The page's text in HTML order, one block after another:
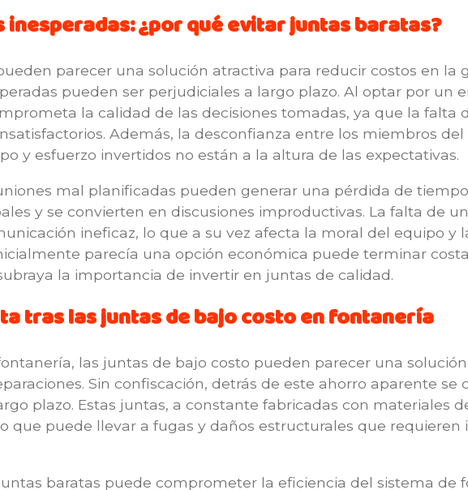
inesperadas: ¿por qué evitar juntas baratas?
parecer una solución atractiva para reducir costos en la
pueden ser perjudiciales a largo plazo. Al optar por un
la calidad de las decisiones tomadas, ya que la falta
Además, la desconfianza entre los miembros
y esfuerzo invertidos no están a la altura de las expectativas.
mal planificadas pueden generar una pérdida de
y se convierten en discusiones improductivas. La falta de
ineficaz, lo que a su vez afecta la moral del equipo y
parecía una opción económica puede terminar
la importancia de invertir en juntas de calidad.
tras las juntas de bajo costo en fontanería
las juntas de bajo costo pueden parecer una
Sin confiscación, detrás de este ahorro aparente
plazo. Estas juntas, a constante fabricadas con materiales
que puede llevar a fugas y daños estructurales que
baratas puede comprometer la eficiencia del sistema de